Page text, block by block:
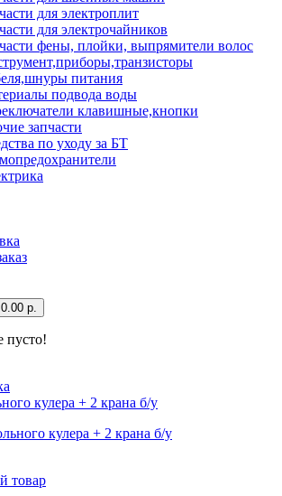
для электроплит
для электрочайников
фены, плойки, выпрямители волос
питания
подвода воды
клавишные,кнопки
запчасти
по уходу за БТ
р.
пусто!
кулера + 2 крана б/у
товар